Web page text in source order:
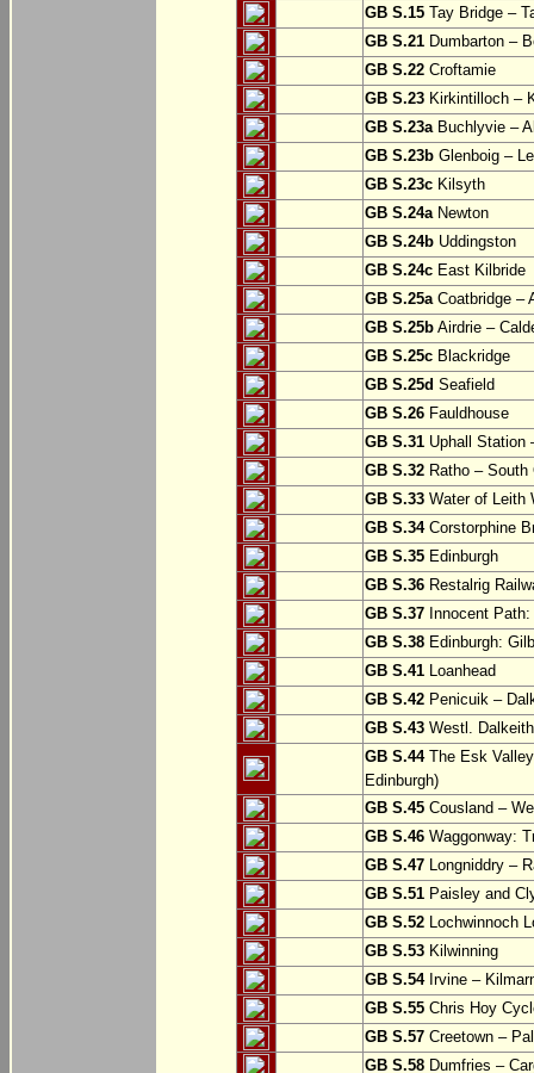
GB S.15 Tay Bridge –
GB S.21 Dumbarton –
GB S.22 Croftamie
GB S.23 Kirkintilloch –
GB S.23aBuchlyvie –
GB S.23b Glenboig –
GB S.23c Kilsyth
GB S.24aNewton
GB S.24b Uddingston
GB S.24c East Kilbride
GB S.25aCoatbridge –
GB S.25b Airdrie –
GB S.25c Blackridge
GB S.25d Seafield
GB S.26 Fauldhouse
GB S.31 Uphall Station
GB S.32 Ratho – South
GB S.33 Water of Leith
GB S.34Corstorphine
GB S.35 Edinburgh
GB S.36 Restalrig
GB S.37 Innocent
GB S.38 Edinburgh:
GB S.41 Loanhead
GB S.42 Penicuik –
GB S.43 Westl. Dalkeith
GB S.44The Esk
Edinburgh)
GB S.45 Cousland –
GB S.46 Waggonway:
GB S.47 Longniddry –
GB S.51 Paisley and
GB S.52 Lochwinnoch
GB S.53 Kilwinning
GB S.54Irvine –
GB S.55 Chris Hoy
GB S.57 Creetown –
GB S.58 Dumfries –